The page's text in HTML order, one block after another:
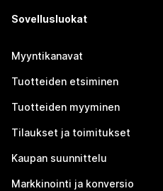
Sovellusluokat
Myyntikanavat
Tuotteiden etsiminen
Tuotteiden myyminen
Tilaukset ja toimitukset
Kaupan suunnittelu
Markkinointi ja konversio